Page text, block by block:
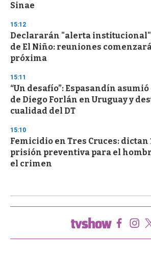
Sinae
15:12
Declararán "alerta
de El Niño: reuniones
próxima
15:11
“Un desafío”: Espasandín
de Diego Forlán en Uruguay y
cualidad del DT
15:10
Femicidio en Tres Cruces: dictan
prisión preventiva para el
el crimen